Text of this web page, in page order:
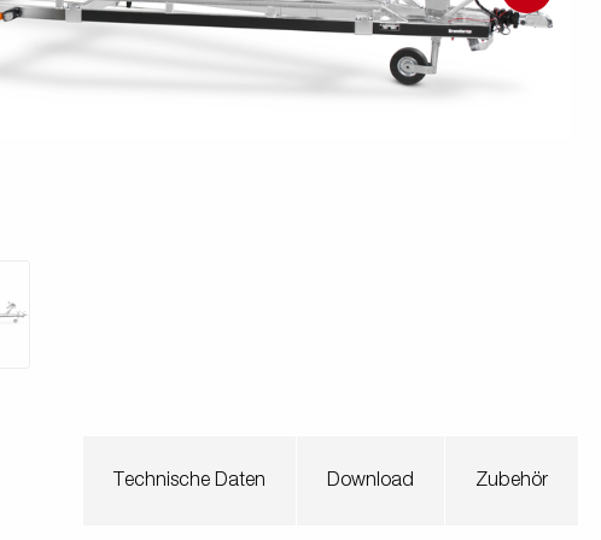
Stützrad Ladezubehör Laderampe Stützbein
freunden
Wenden mit einem Anhänger
Der richtige Reifendruck
Deine Checkliste vor Fahrantritt
Technische Daten Download Zubehör